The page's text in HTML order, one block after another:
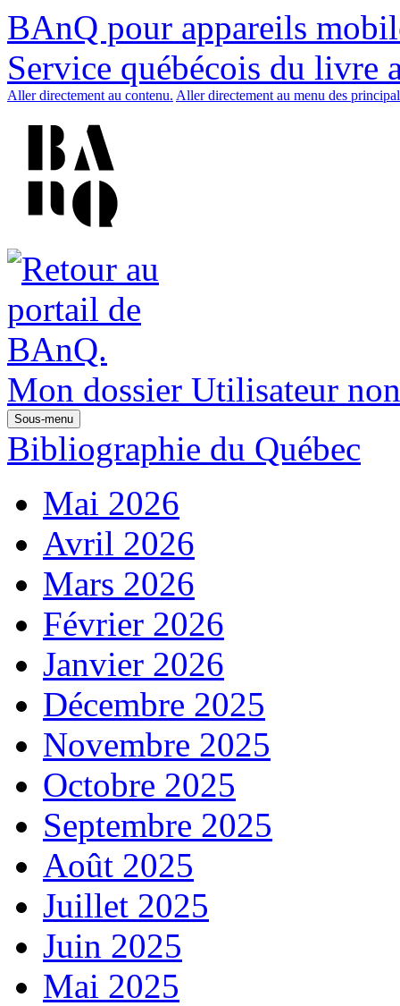
BAnQ pour appareils
Service québécois du livre
Aller directement au contenu. Aller directement au menu des
Mon dossier Utilisateur
Sous-menu
Bibliographie du Québec
Mai 2026
Avril 2026
Mars 2026
Février 2026
Janvier 2026
Décembre 2025
Novembre 2025
Octobre 2025
Septembre 2025
Août 2025
Juillet 2025
Juin 2025
Mai 2025